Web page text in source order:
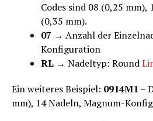
Codes sind 08 (0,25 mm),
(0,35 mm).
07 → Anzahl der
Konfiguration
RL → Nadeltyp: Round
Ein weiteres Beispiel: 0914M1 –
mm), 14 Nadeln, Magnum-